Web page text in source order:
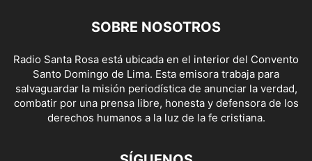
SOBRE NOSOTROS
Radio Santa Rosa está ubicada en el interior del Convento
Santo Domingo de Lima. Esta emisora trabaja para
salvaguardar la misión periodística de anunciar la verdad,
combatir por una prensa libre, honesta y defensora de los
derechos humanos a la luz de la fe cristiana.